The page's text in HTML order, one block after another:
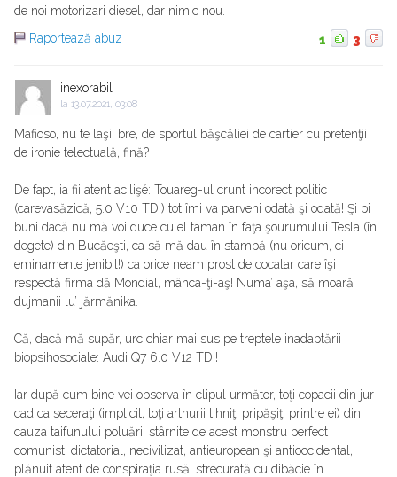
de noi motorizari diesel, dar nimic nou.
Raportează abuz
1 3
inexorabil
la 13.07.2021, 03:08
Mafioso, nu te laşi, bre, de sportul băşcăliei de cartier cu pretenţii
de ironie telectuală, fină?
De fapt, ia fii atent acilişé: Touareg-ul crunt incorect politic
(carevasăzică, 5.0 V10 TDI) tot îmi va parveni odată şi odată! Şi pi
buni dacă nu mă voi duce cu el taman în faţa şourumului Tesla (în
degete) din Bucăeşti, ca să mă dau în stambă (nu oricum, ci
eminamente jenibil!) ca orice neam prost de cocalar care îşi
respectă firma dă Mondial, mânca-ţi-aş! Numa’ aşa, să moară
dujmanii lu’ jărmănika.
Că, dacă mă supăr, urc chiar mai sus pe treptele inadaptării
biopsihosociale: Audi Q7 6.0 V12 TDI!
Iar după cum bine vei observa în clipul următor, toţi copacii din jur
cad ca seceraţi (implicit, toţi arthurii tihniţi pripăşiţi printre ei) din
cauza taifunului poluării stârnite de acest monstru perfect
comunist, dictatorial, necivilizat, antieuropean şi antioccidental,
plănuit atent de conspiraţia rusă, strecurată cu dibăcie în